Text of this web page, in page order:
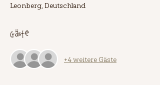
Leonberg, Deutschland
Gäste
+4 weitere Gäste